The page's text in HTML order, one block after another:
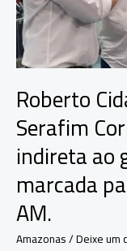
Roberto
Serafim
indireta ao
marcada
AM.
Amazonas/Deixe um